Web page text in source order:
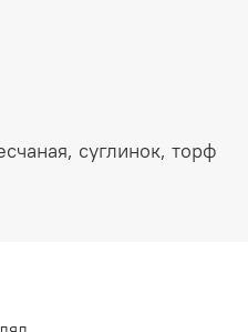
суглинок, торф